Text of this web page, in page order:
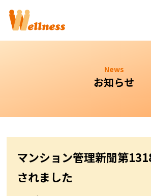
News
お知らせ
マンション管理新聞第
されました